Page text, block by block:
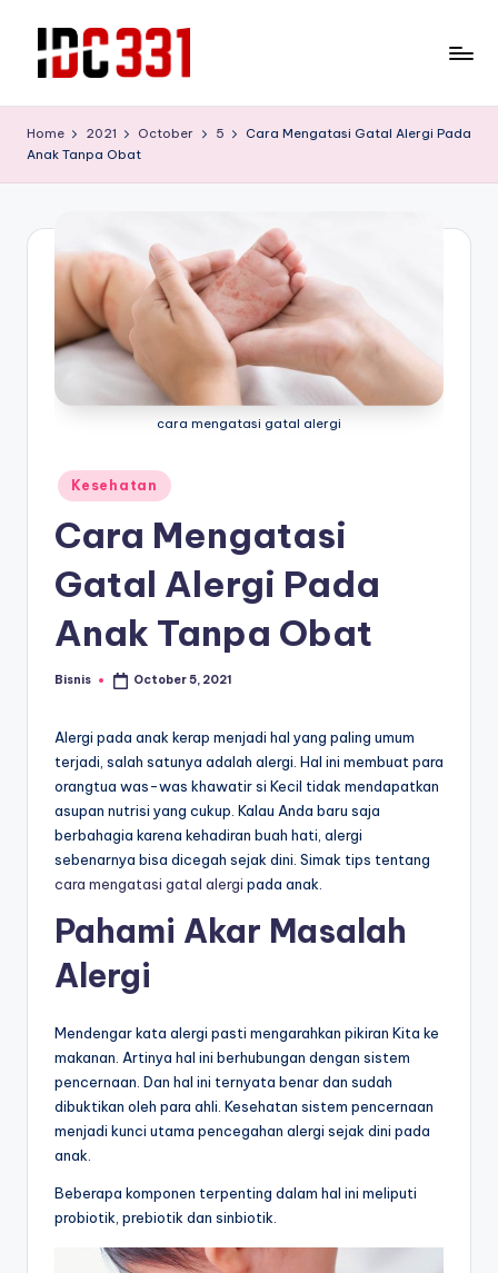
e
m
W
is
si
Edukasi
sekaliguis
mendidik
untuk
buah
anda
Home 2021 October 5
Cara Mengatasi Gatal Alergi Pada
Anak Tanpa Obat
cara mengatasi gatal alergi
Posted
in
Kesehatan
Cara Mengatasi
Gatal Alergi Pada
Anak Tanpa Obat
Posted
Bisnis October 5, 2021
Alergi pada anak kerap menjadi hal yang paling umum
terjadi, salah satunya adalah alergi. Hal ini membuat para
orangtua was-was khawatir si Kecil tidak mendapatkan
asupan nutrisi yang cukup. Kalau Anda baru saja
berbahagia karena kehadiran buah hati, alergi
sebenarnya bisa dicegah sejak dini. Simak tips tentang
cara mengatasi gatal alergi pada anak.
Pahami Akar Masalah
Alergi
Mendengar kata alergi pasti mengarahkan pikiran Kita ke
makanan. Artinya hal ini berhubungan dengan sistem
pencernaan. Dan hal ini ternyata benar dan sudah
dibuktikan oleh para ahli. Kesehatan sistem pencernaan
menjadi kunci utama pencegahan alergi sejak dini pada
anak.
Beberapa komponen terpenting dalam hal ini meliputi
probiotik, prebiotik dan sinbiotik.